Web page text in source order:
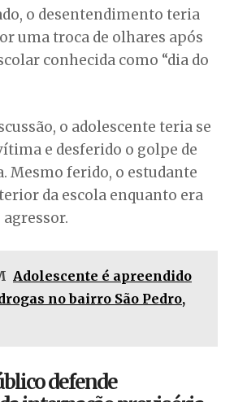
o desentendimento teria
uma troca de olhares após
conhecida como “dia do
o adolescente teria se
e desferido o golpe de
Mesmo ferido, o estudante
da escola enquanto era
Adolescente é apreendido
no bairro São Pedro,
defende